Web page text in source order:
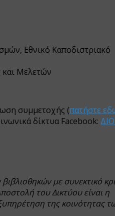
Εθνικό Καποδιστριακό
και Μελετών
συμμετοχής (πατήστε
δίκτυα Facebook:
με συνεκτικό
του Δικτύου είναι η
της κοινότητας